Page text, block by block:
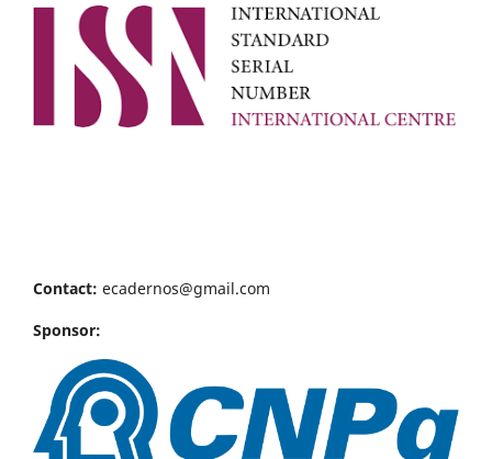
Contact: ecadernos@gmail.com
Sponsor: